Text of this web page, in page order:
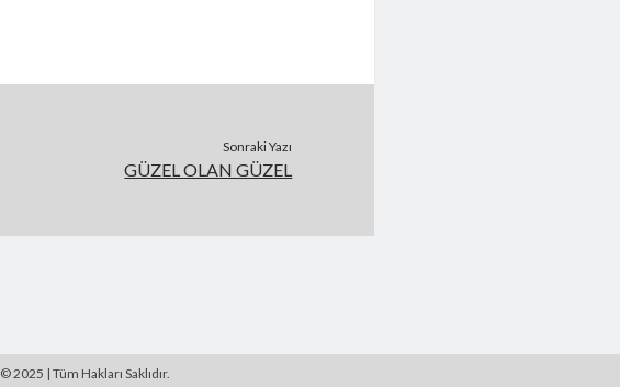
Sonraki Yazı
GÜZEL OLAN GÜZEL
© 2025 | Tüm Hakları Saklıdır.